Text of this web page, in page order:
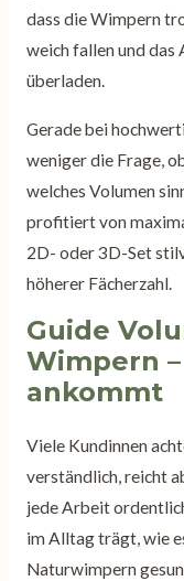
dass die Wimpern
weich fallen und das
überladen.
Gerade bei
weniger die Frage,
welches Volumen
profitiert von
2D- oder 3D-Set
höherer Fächerzahl.
Guide
Wimpern
ankommt
Viele Kundinnen
verständlich, reicht
jede Arbeit
im Alltag trägt, wie
Naturwimpern